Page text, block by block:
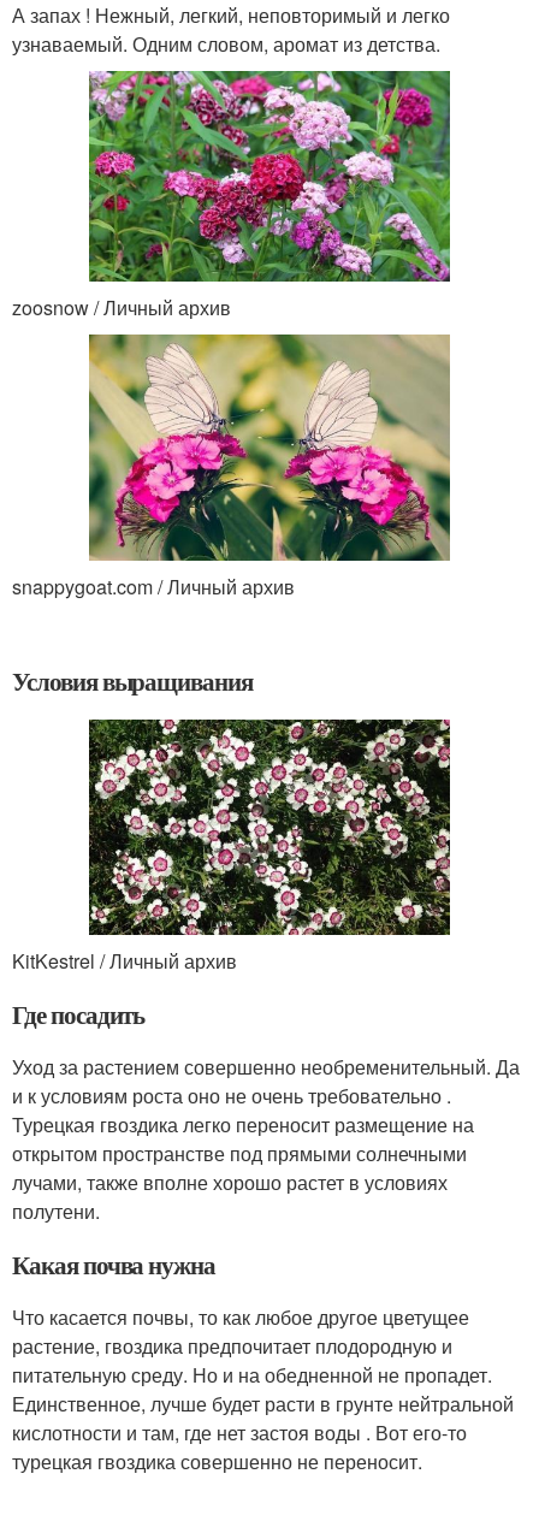
А запах ! Нежный, легкий, неповторимый и легко
узнаваемый. Одним словом, аромат из детства.
zoosnow / Личный архив
snappygoat.com / Личный архив
Условия выращивания
KitKestrel / Личный архив
Где посадить
Уход за растением совершенно необременительный. Да
и к условиям роста оно не очень требовательно .
Турецкая гвоздика легко переносит размещение на
открытом пространстве под прямыми солнечными
лучами, также вполне хорошо растет в условиях
полутени.
Какая почва нужна
Что касается почвы, то как любое другое цветущее
растение, гвоздика предпочитает плодородную и
питательную среду. Но и на обедненной не пропадет.
Единственное, лучше будет расти в грунте нейтральной
кислотности и там, где нет застоя воды . Вот его-то
турецкая гвоздика совершенно не переносит.